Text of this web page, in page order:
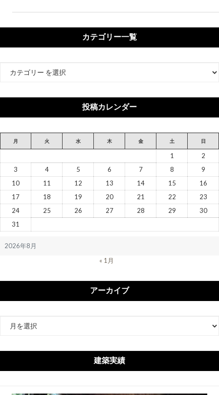
カテゴリー一覧
リ
投稿カレンダー
2026年8月
月 火 水 木 金 土 日
1
2
3
4 5 6 7 8
9
10
11 12 13 14 15
16
17
18 19 20 21 22
23
24
25 26 27 28 29
30
31
« 1月
アーカイブ
イ
建築実績